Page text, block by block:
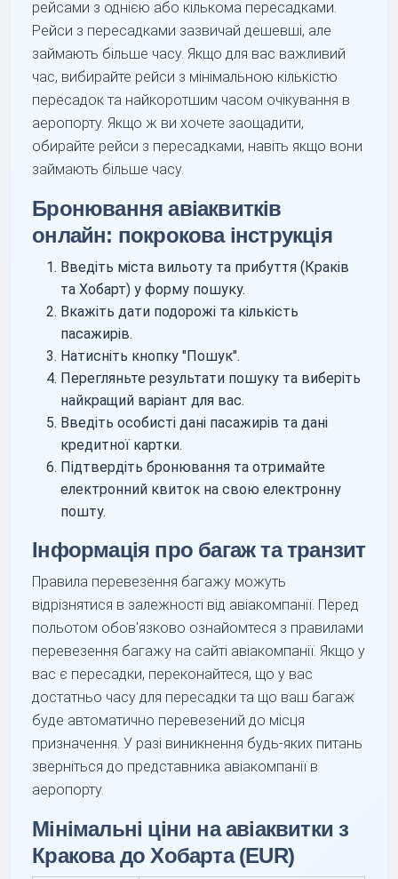
рейсами з однією або кількома пересадками.
Рейси з пересадками зазвичай дешевші, але
займають більше часу. Якщо для вас важливий
час, вибирайте рейси з мінімальною кількістю
пересадок та найкоротшим часом очікування в
аеропорту. Якщо ж ви хочете заощадити,
обирайте рейси з пересадками, навіть якщо вони
займають більше часу.
Бронювання авіаквитків
онлайн: покрокова інструкція
Введіть міста вильоту та прибуття (Краків
та Хобарт) у форму пошуку.
Вкажіть дати подорожі та кількість
пасажирів.
Натисніть кнопку "Пошук".
Перегляньте результати пошуку та виберіть
найкращий варіант для вас.
Введіть особисті дані пасажирів та дані
кредитної картки.
Підтвердіть бронювання та отримайте
електронний квиток на свою електронну
пошту.
Інформація про багаж та транзит
Правила перевезення багажу можуть
відрізнятися в залежності від авіакомпанії. Перед
польотом обов'язково ознайомтеся з правилами
перевезення багажу на сайті авіакомпанії. Якщо у
вас є пересадки, переконайтеся, що у вас
достатньо часу для пересадки та що ваш багаж
буде автоматично перевезений до місця
призначення. У разі виникнення будь-яких питань
зверніться до представника авіакомпанії в
аеропорту.
Мінімальні ціни на авіаквитки з
Кракова до Хобарта (EUR)